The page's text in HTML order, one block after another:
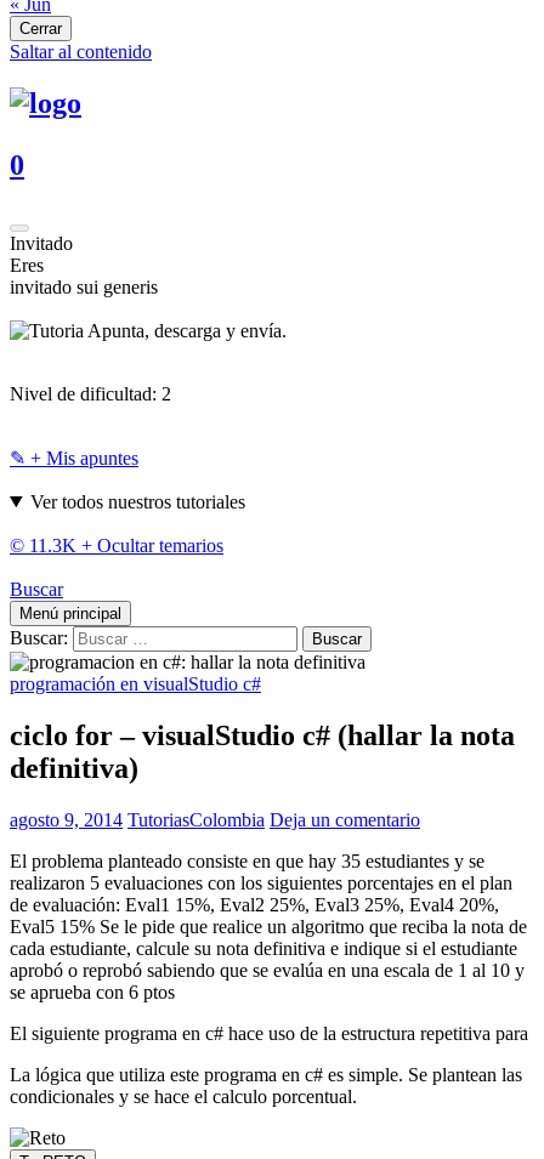
« Jun
Cerrar
Saltar al contenido
0
Invitado
Eres
invitado sui generis
Apunta, descarga y envía.
Nivel de dificultad: 2
✎ + Mis apuntes
Ver todos nuestros tutoriales
© 11.3K + Ocultar temarios
Buscar
Menú principal
Buscar:
programación en visualStudio c#
ciclo for – visualStudio c# (hallar la nota
definitiva)
agosto 9, 2014 TutoriasColombia Deja un comentario
El problema planteado consiste en que hay 35 estudiantes y se
realizaron 5 evaluaciones con los siguientes porcentajes en el plan
de evaluación: Eval1 15%, Eval2 25%, Eval3 25%, Eval4 20%,
Eval5 15% Se le pide que realice un algoritmo que reciba la nota de
cada estudiante, calcule su nota definitiva e indique si el estudiante
aprobó o reprobó sabiendo que se evalúa en una escala de 1 al 10 y
se aprueba con 6 ptos
El siguiente programa en c# hace uso de la estructura repetitiva para
La lógica que utiliza este programa en c# es simple. Se plantean las
condicionales y se hace el calculo porcentual.